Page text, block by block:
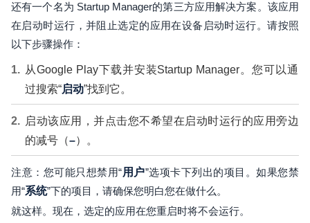
还有一个名为 Startup Manager的第三方应用解决方案。该应用
在启动时运行，并阻止选定的应用在设备启动时运行。请按照
以下步骤操作：
从Google Play下载并安装Startup Manager。您可以通
过搜索“启动”找到它。
启动该应用，并点击您不希望在启动时运行的应用旁边
的减号（–）。
注意：您可能只想禁用“用户”选项卡下列出的项目。如果您禁
用“系统”下的项目，请确保您明白您在做什么。
就这样。现在，选定的应用在您重启时将不会运行。